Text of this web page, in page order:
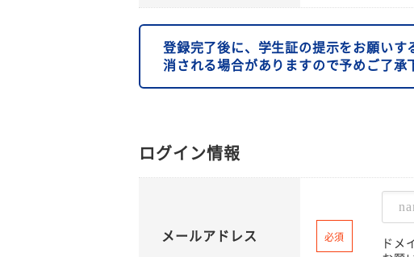
登録完了後に、学生証の提示をお願い
消される場合がありますので予めご了承
ログイン情報
メールアドレス 必須
ドメ